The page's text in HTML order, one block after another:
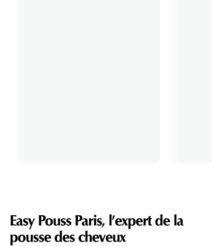
Easy Pouss Paris, l’expert de la
pousse des cheveux